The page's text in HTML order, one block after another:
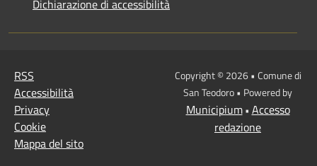
Dichiarazione di accessibilità
RSS
Accessibilità
Privacy
Cookie
Mappa del sito
Copyright © 2026 • Comune di
San Teodoro • Powered by
Municipium• Accesso
redazione